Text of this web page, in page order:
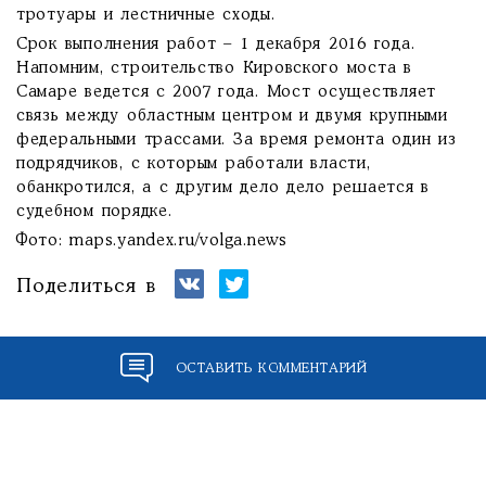
тротуары и лестничные сходы.
Срок выполнения работ – 1 декабря 2016 года.
Напомним, строительство Кировского моста в
Самаре ведется с 2007 года. Мост осуществляет
связь между областным центром и двумя крупными
федеральными трассами. За время ремонта один из
подрядчиков, с которым работали власти,
обанкротился, а с другим дело дело решается в
судебном порядке.
Фото: maps.yandex.ru/volga.news
Поделиться в
ОСТАВИТЬ КОММЕНТАРИЙ